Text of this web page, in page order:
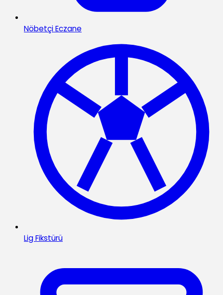
Nöbetçi Eczane
Lig Fikstürü